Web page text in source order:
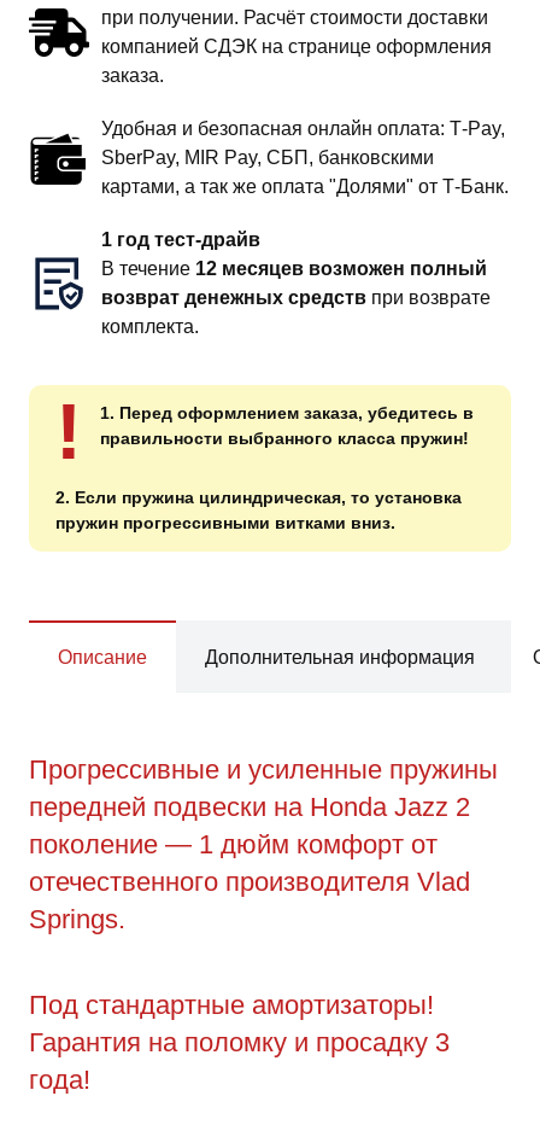
при получении. Расчёт стоимости доставки
компанией СДЭК на странице оформления
заказа.
Удобная и безопасная онлайн оплата: T‑Pay,
SberPay, MIR Pay, СБП, банковскими
картами, а так же оплата "Долями" от Т-Банк.
1 год тест-драйв
В течение 12 месяцев возможен полный
возврат денежных средств при возврате
комплекта.
!
1. Перед оформлением заказа, убедитесь в
правильности выбранного класса пружин!
2. Если пружина цилиндрическая, то установка
пружин прогрессивными витками вниз.
Описание Дополнительная информация
Прогрессивные и усиленные пружины
передней подвески на Honda Jazz 2
поколение — 1 дюйм комфорт от
отечественного производителя Vlad
Springs.
Под стандартные амортизаторы!
Гарантия на поломку и просадку 3
года!